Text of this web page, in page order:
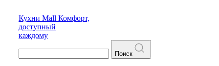
Кухни Mall Комфорт,
доступный
каждому
Поиск